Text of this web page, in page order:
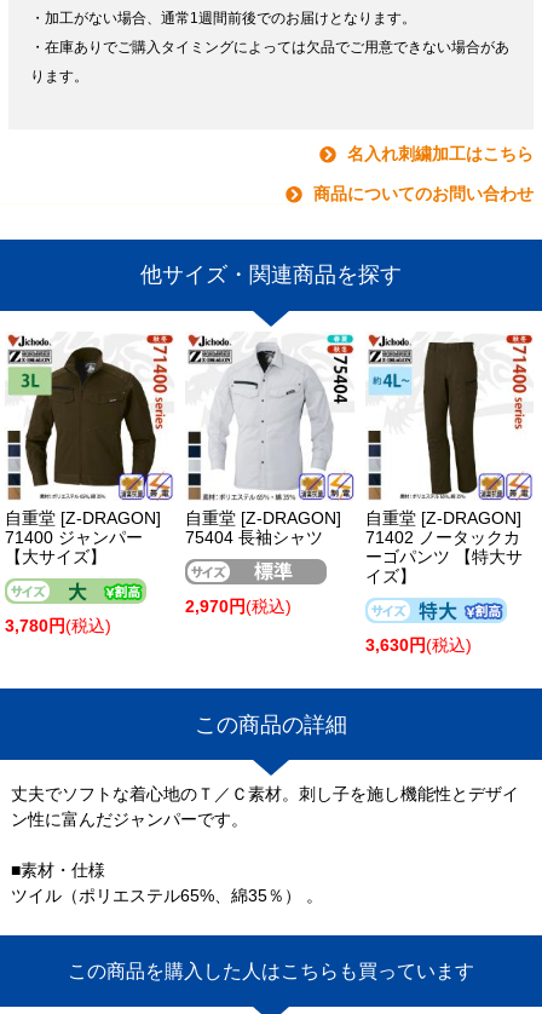
・加工がない場合、通常1週間前後でのお届けとなります。
・在庫ありでご購入タイミングによっては欠品でご用意できない場合があ
ります。
名入れ刺繍加工はこちら
商品についてのお問い合わせ
他サイズ・関連商品を探す
自重堂 [Z-DRAGON]
71400 ジャンパー
【大サイズ】
3,780円(税込)
自重堂 [Z-DRAGON]
75404 長袖シャツ
2,970円(税込)
自重堂 [Z-DRAGON]
71402 ノータックカ
ーゴパンツ 【特大サ
イズ】
3,630円(税込)
この商品の詳細
丈夫でソフトな着心地のＴ／Ｃ素材。刺し子を施し機能性とデザイ
ン性に富んだジャンパーです。
■素材・仕様
ツイル（ポリエステル65%、綿35％） 。
この商品を購入した人はこちらも買っています